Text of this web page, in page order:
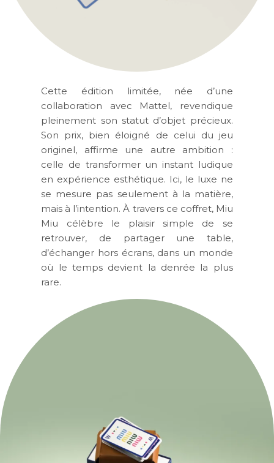
Cette édition limitée, née d’une
collaboration avec Mattel, revendique
pleinement son statut d’objet précieux.
Son prix, bien éloigné de celui du jeu
originel, affirme une autre ambition :
celle de transformer un instant ludique
en expérience esthétique. Ici, le luxe ne
se mesure pas seulement à la matière,
mais à l’intention. À travers ce coffret, Miu
Miu célèbre le plaisir simple de se
retrouver, de partager une table,
d’échanger hors écrans, dans un monde
où le temps devient la denrée la plus
rare.